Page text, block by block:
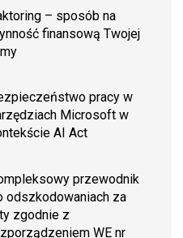
– sposób na
finansową Twojej
pracy w
Microsoft w
AI Act
przewodnik
odszkodowaniach za
zgodnie z
WE nr